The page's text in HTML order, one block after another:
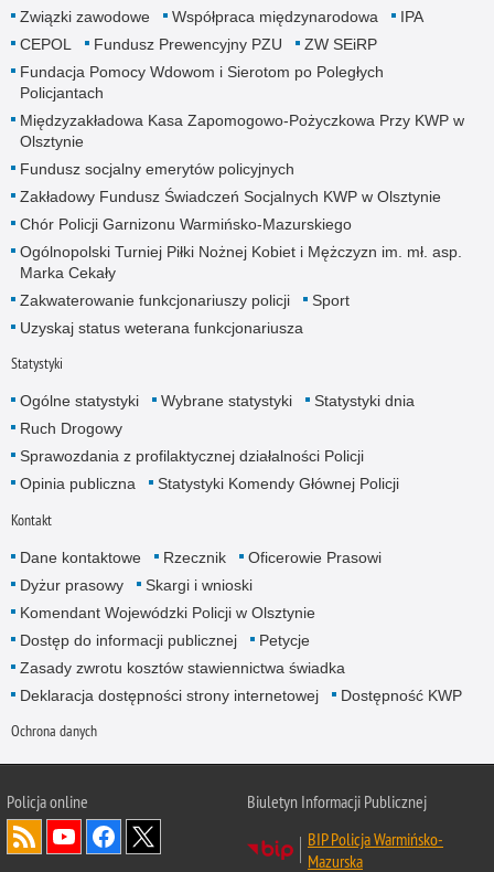
Związki zawodowe Współpraca międzynarodowa
IPA
CEPOL
Fundusz Prewencyjny PZU
ZW SEiRP
Fundacja Pomocy Wdowom i Sierotom po Poległych
Policjantach
Międzyzakładowa Kasa Zapomogowo-Pożyczkowa Przy KWP w
Olsztynie
Fundusz socjalny emerytów policyjnych
Zakładowy Fundusz Świadczeń Socjalnych KWP w Olsztynie
Chór Policji Garnizonu Warmińsko-Mazurskiego
Ogólnopolski Turniej Piłki Nożnej Kobiet i Mężczyzn im. mł. asp.
Marka Cekały
Zakwaterowanie funkcjonariuszy policji
Sport
Uzyskaj status weterana funkcjonariusza
Statystyki
Ogólne statystyki Wybrane statystyki
Statystyki dnia
Ruch Drogowy
Sprawozdania z profilaktycznej działalności Policji
Opinia publiczna
Statystyki Komendy Głównej Policji
Kontakt
Dane kontaktowe Rzecznik
Oficerowie Prasowi
Dyżur prasowy
Skargi i wnioski
Komendant Wojewódzki Policji w Olsztynie
Dostęp do informacji publicznej
Petycje
Zasady zwrotu kosztów stawiennictwa świadka
Deklaracja dostępności strony internetowej
Dostępność KWP
Ochrona danych
Policja online
Biuletyn Informacji Publicznej
BIP Policja Warmińsko-
Mazurska